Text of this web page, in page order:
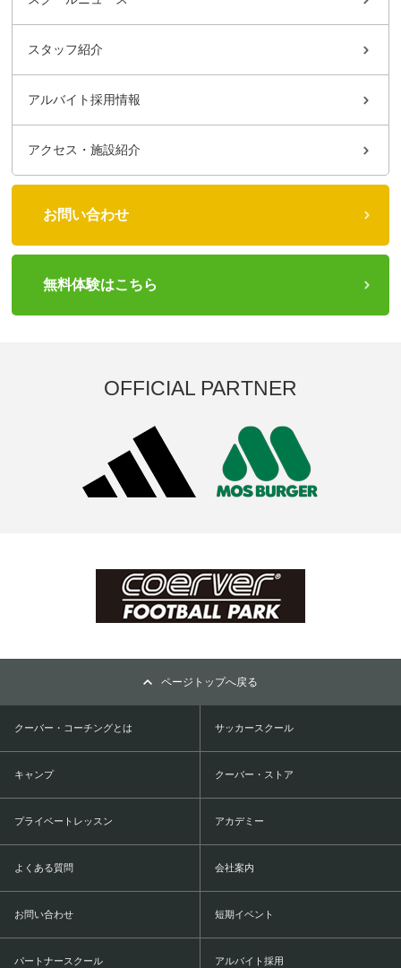
スタッフ紹介
アルバイト採用情報
アクセス・施設紹介
お問い合わせ
無料体験はこちら
OFFICIAL PARTNER
ページトップへ戻る
クーバー・コーチングとは サッカースクール
キャンプ クーバー・ストア
プライベートレッスン アカデミー
よくある質問 会社案内
お問い合わせ 短期イベント
パートナースクール アルバイト採用